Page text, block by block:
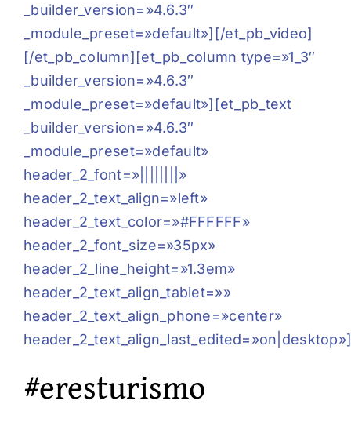
_builder_version=»4.6.3″
_module_preset=»default»][/et_pb_video]
[/et_pb_column][et_pb_column type=»1_3″
_builder_version=»4.6.3″
_module_preset=»default»][et_pb_text
_builder_version=»4.6.3″
_module_preset=»default»
header_2_font=»||||||||»
header_2_text_align=»left»
header_2_text_color=»#FFFFFF»
header_2_font_size=»35px»
header_2_line_height=»1.3em»
header_2_text_align_tablet=»»
header_2_text_align_phone=»center»
#eresturismo